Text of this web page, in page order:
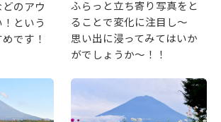
のアウ
という
です！
ふらっと立ち寄り写真をと
ることで変化に注目し～
思い出に浸ってみてはいか
がでしょうか～！！